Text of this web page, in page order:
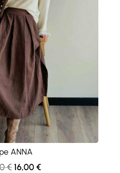
ANNA
€ Le
16,00€Le